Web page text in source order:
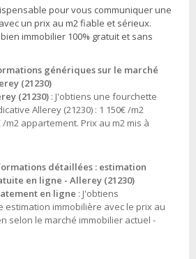
pour vous communiquer une
un prix au m2 fiable et sérieux.
immobilier 100% gratuit et sans
génériques sur le marché
(21230)
(21230) : J'obtiens une fourchette
Allerey (21230) : 1 150€ /m2
/m2 appartement. Prix au m2 mis à
détaillées : estimation
en ligne - Allerey (21230)
en ligne : J'obtiens
estimation immobilière avec le prix au
selon le marché immobilier actuel -